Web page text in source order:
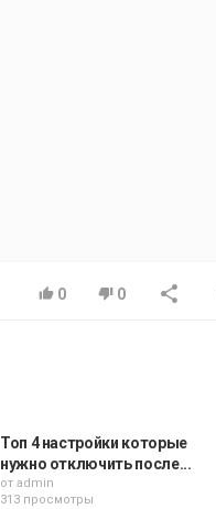
0 0
Топ 4 настройки которые
нужно отключить после...
от admin
313 просмотры